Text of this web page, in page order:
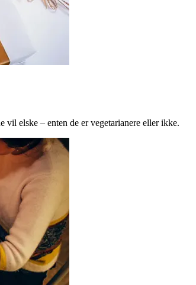
elske – enten de er vegetarianere eller ikke.